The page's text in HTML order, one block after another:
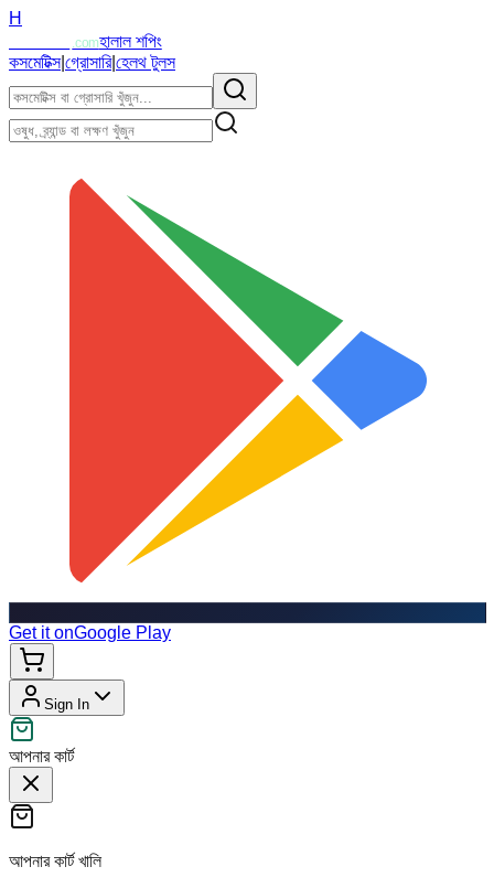
H
.comহালাল শপিং
কসমেটিক্স|গ্রোসারি|হেলথ টুলস
Get it onGoogle Play
Sign In
আপনার কার্ট
আপনার কার্ট খালি